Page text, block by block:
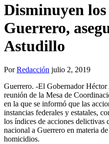
Disminuyen
Guerrero,
Astudillo
PorRedacción julio 2, 2019
Guerrero. -El Gobernador
reunión de la Mesa de
en la que se informó que las
instancias federales y estatales,
los índices de acciones delictivas
nacional a Guerrero en materia
homicidios.